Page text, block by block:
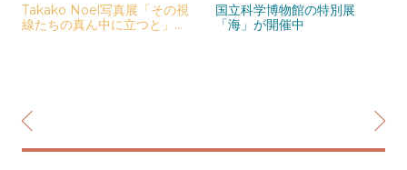
Takako Noel写真展「その視
線たちの真ん中に立つと」開
国立科学博物館の特別展
「海」が開催中